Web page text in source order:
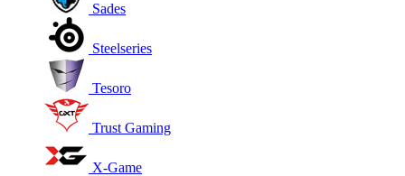
Sades
Steelseries
Tesoro
Trust Gaming
X-Game